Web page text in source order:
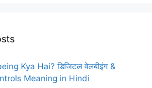
Kya Hai? डिजिटल वेलबीइंग &
Meaning in Hindi